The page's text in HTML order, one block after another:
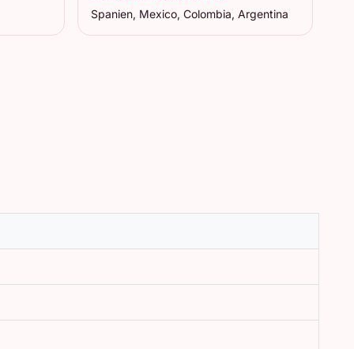
Spanien, Mexico, Colombia, Argentina